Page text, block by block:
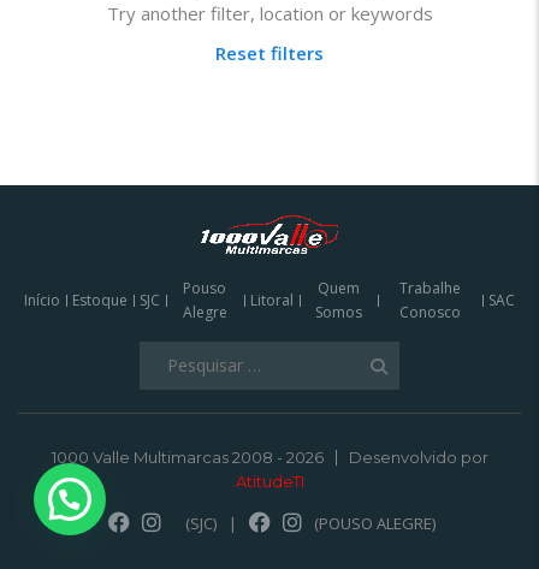
Try another filter, location or keywords
Reset filters
Início Estoque SJC
Pouso
Alegre
Litoral
Quem
Somos
Trabalhe
Conosco
SAC
1000 Valle Multimarcas 2008 - 2026
Desenvolvido por
AtitudeTI
(SJC) | (POUSO ALEGRE)